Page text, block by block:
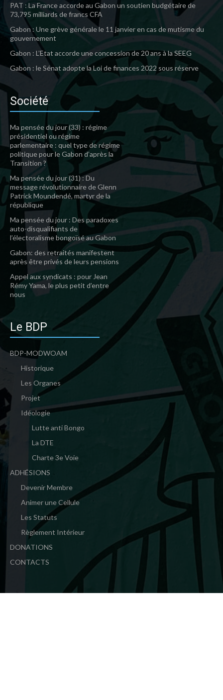
PAT : La France accorde au Gabon un soutien budgétaire de
73,795 milliards de francs CFA
Gabon : Une grève générale le 11 janvier en cas de mutisme du
gouvernement
Gabon : L’Etat accorde une concession de 20 ans à la SEEG
Gabon : le Sénat adopte la Loi de finances 2022 sous réserve
Société
Ma pensée du jour (33) : régime
présidentiel ou régime
parlementaire : quel type de régime
politique pour le Gabon d’après la
Transition ?
Ma pensée du jour (31) : Du
message révolutionnaire de Glenn
Patrick Moundendé, martyr de la
république
Ma pensée du jour : Des paradoxes
auto-disqualifiants de
l’électoralisme bongoïsé au Gabon
Gabon: des retraités manifestent
après être privés de leurs pensions
Appel aux syndicats : pour Jean
Rémy Yama, le plus petit d’entre
nous
Le BDP
BDP-MODWOAM
Historique
Les Organes
Projet
Idéologie
Lutte anti Bongo
La DTE
Charte 3e Voie
ADHÉSIONS
Devenir Membre
Animer une Cellule
Les Statuts
Règlement Intérieur
DONATIONS
CONTACTS